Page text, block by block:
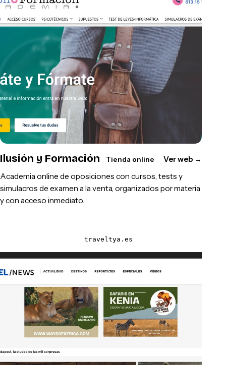
Ilusión y Formación Tienda online Ver web →
Academia online de oposiciones con cursos, tests y
simulacros de examen a la venta, organizados por materia
y con acceso inmediato.
traveltya.es